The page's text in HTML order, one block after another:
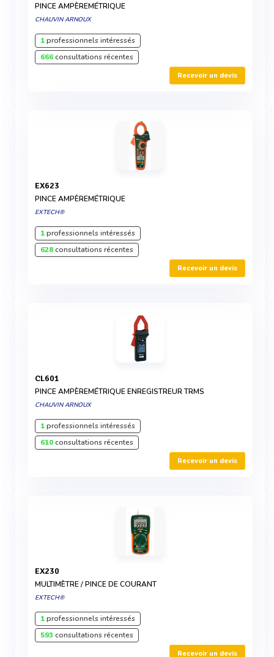
PINCE AMPÈREMÉTRIQUE
CHAUVIN ARNOUX
1professionnels intéressés
666consultations récentes
Recevoir un devis
EX623
PINCE AMPÈREMÉTRIQUE
EXTECH®
1professionnels intéressés
628consultations récentes
Recevoir un devis
CL601
PINCE AMPÈREMÉTRIQUE ENREGISTREUR TRMS
CHAUVIN ARNOUX
1professionnels intéressés
610consultations récentes
Recevoir un devis
EX230
MULTIMÈTRE / PINCE DE COURANT
EXTECH®
1professionnels intéressés
593 consultations récentes
Recevoir un devis